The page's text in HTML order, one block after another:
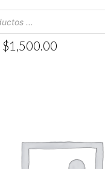
$1,500.00